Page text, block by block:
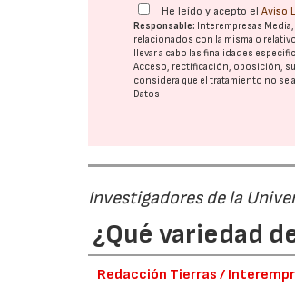
He leído y acepto elAviso
Responsable: Interempresas Media,
relacionados con la misma o
llevar a cabo las finalidades
Acceso, rectificación, oposición,
considera que el tratamiento no se
Datos
Investigadores de la
¿Qué variedad
Redacción Tierras /